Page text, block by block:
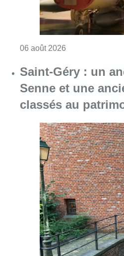
06 août 2026
Saint-Géry : un
Senne et une
classés au